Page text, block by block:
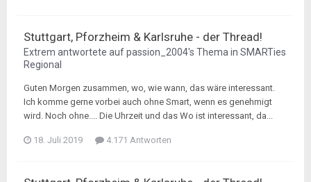
Stuttgart, Pforzheim & Karlsruhe - der Thread!
Extrem antwortete aufpassion_2004's Thema in SMARTies
Regional
Guten Morgen zusammen, wo, wie wann, das wäre interessant.
Ich komme gerne vorbei auch ohne Smart, wenn es genehmigt
wird. Noch ohne.... Die Uhrzeit und das Wo ist interessant, da...
18. Juli 2019 4.171 Antworten